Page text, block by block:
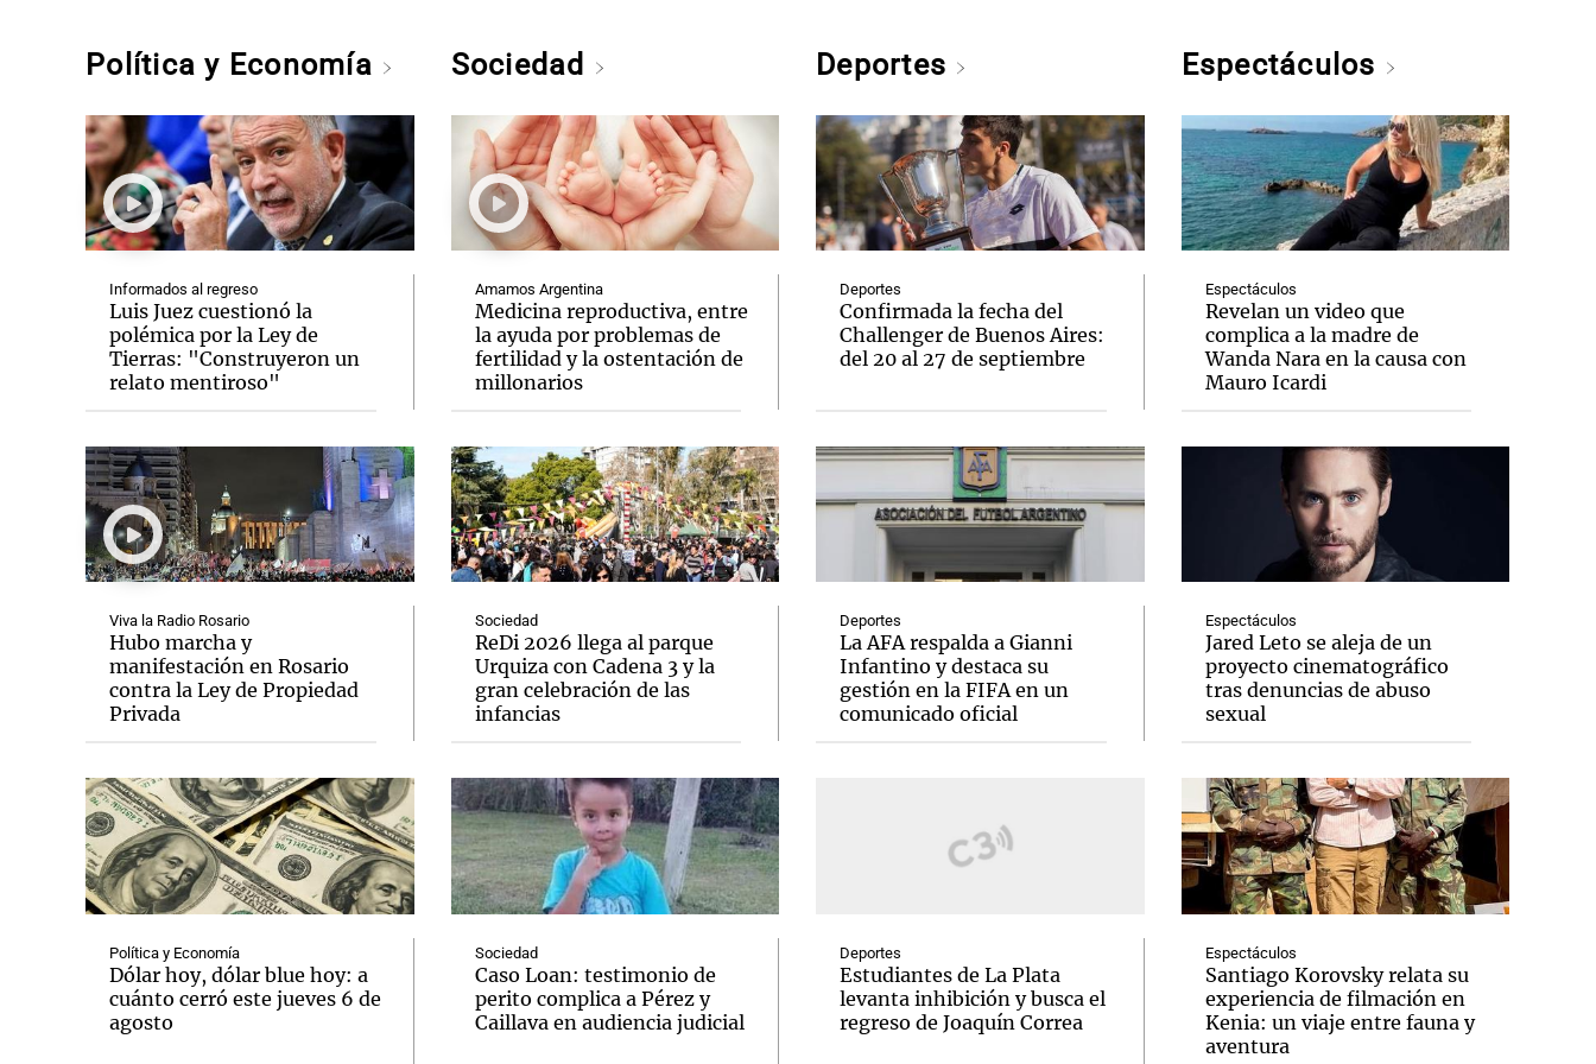
Política y Economía
Informados al regreso
Luis Juez cuestionó la
polémica por la Ley de
Tierras: "Construyeron un
relato mentiroso"
Viva la Radio Rosario
Hubo marcha y
manifestación en Rosario
contra la Ley de Propiedad
Privada
Política y Economía
Dólar hoy, dólar blue hoy: a
cuánto cerró este jueves 6 de
agosto
Sociedad
Amamos Argentina
Medicina reproductiva, entre
la ayuda por problemas de
fertilidad y la ostentación de
millonarios
Sociedad
ReDi 2026 llega al parque
Urquiza con Cadena 3 y la
gran celebración de las
infancias
Sociedad
Caso Loan: testimonio de
perito complica a Pérez y
Caillava en audiencia judicial
Deportes
Deportes
Confirmada la fecha del
Challenger de Buenos Aires:
del 20 al 27 de septiembre
Deportes
La AFA respalda a Gianni
Infantino y destaca su
gestión en la FIFA en un
comunicado oficial
Deportes
Estudiantes de La Plata
levanta inhibición y busca el
regreso de Joaquín Correa
Espectáculos
Espectáculos
Revelan un video que
complica a la madre de
Wanda Nara en la causa con
Mauro Icardi
Espectáculos
Jared Leto se aleja de un
proyecto cinematográfico
tras denuncias de abuso
sexual
Espectáculos
Santiago Korovsky relata su
experiencia de filmación en
Kenia: un viaje entre fauna y
aventura
Notas Notas
El huracán de Arequito
Notas
Cadena 3 en Groenlandia
Notas